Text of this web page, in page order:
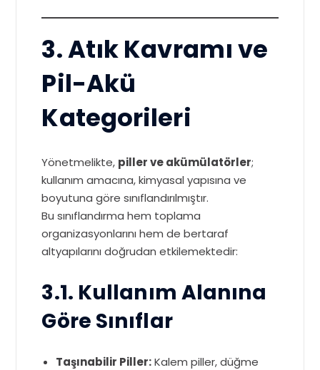
3. Atık Kavramı ve
Pil-Akü
Kategorileri
Yönetmelikte, piller ve akümülatörler;
kullanım amacına, kimyasal yapısına ve
boyutuna göre sınıflandırılmıştır.
Bu sınıflandırma hem toplama
organizasyonlarını hem de bertaraf
altyapılarını doğrudan etkilemektedir:
3.1. Kullanım Alanına
Göre Sınıflar
Taşınabilir Piller:Kalem piller, düğme